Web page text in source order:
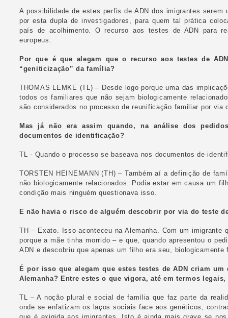
A possibilidade de estes perfis de ADN dos imigrantes
por esta dupla de investigadores, para quem tal prática
país de acolhimento. O recurso aos testes de ADN para
europeus.
Por que é que alegam que o recurso aos testes de
“geniticização” da família?
THOMAS LEMKE (TL) – Desde logo porque uma das
todos os familiares que não sejam biologicamente
são considerados no processo de reunificação familiar por via
Mas já não era assim quando, na análise dos
documentos de identificação?
TL - Quando o processo se baseava nos documentos de
TORSTEN HEINEMANN (TH) – Também aí a definição de
não biologicamente relacionados. Podia estar em causa um
condição mais ninguém questionava isso.
E não havia o risco de alguém descobrir por via do teste
TH – Exato. Isso aconteceu na Alemanha. Com um
porque a mãe tinha morrido – e que, quando apresentou o
ADN e descobriu que apenas um filho era seu,
É por isso que alegam que estes testes de ADN criam
Alemanha? Entre estes o que vigora, até em termos
TL – A noção plural e social de família que faz parte da
onde se enfatizam os laços sociais face aos genéticos,